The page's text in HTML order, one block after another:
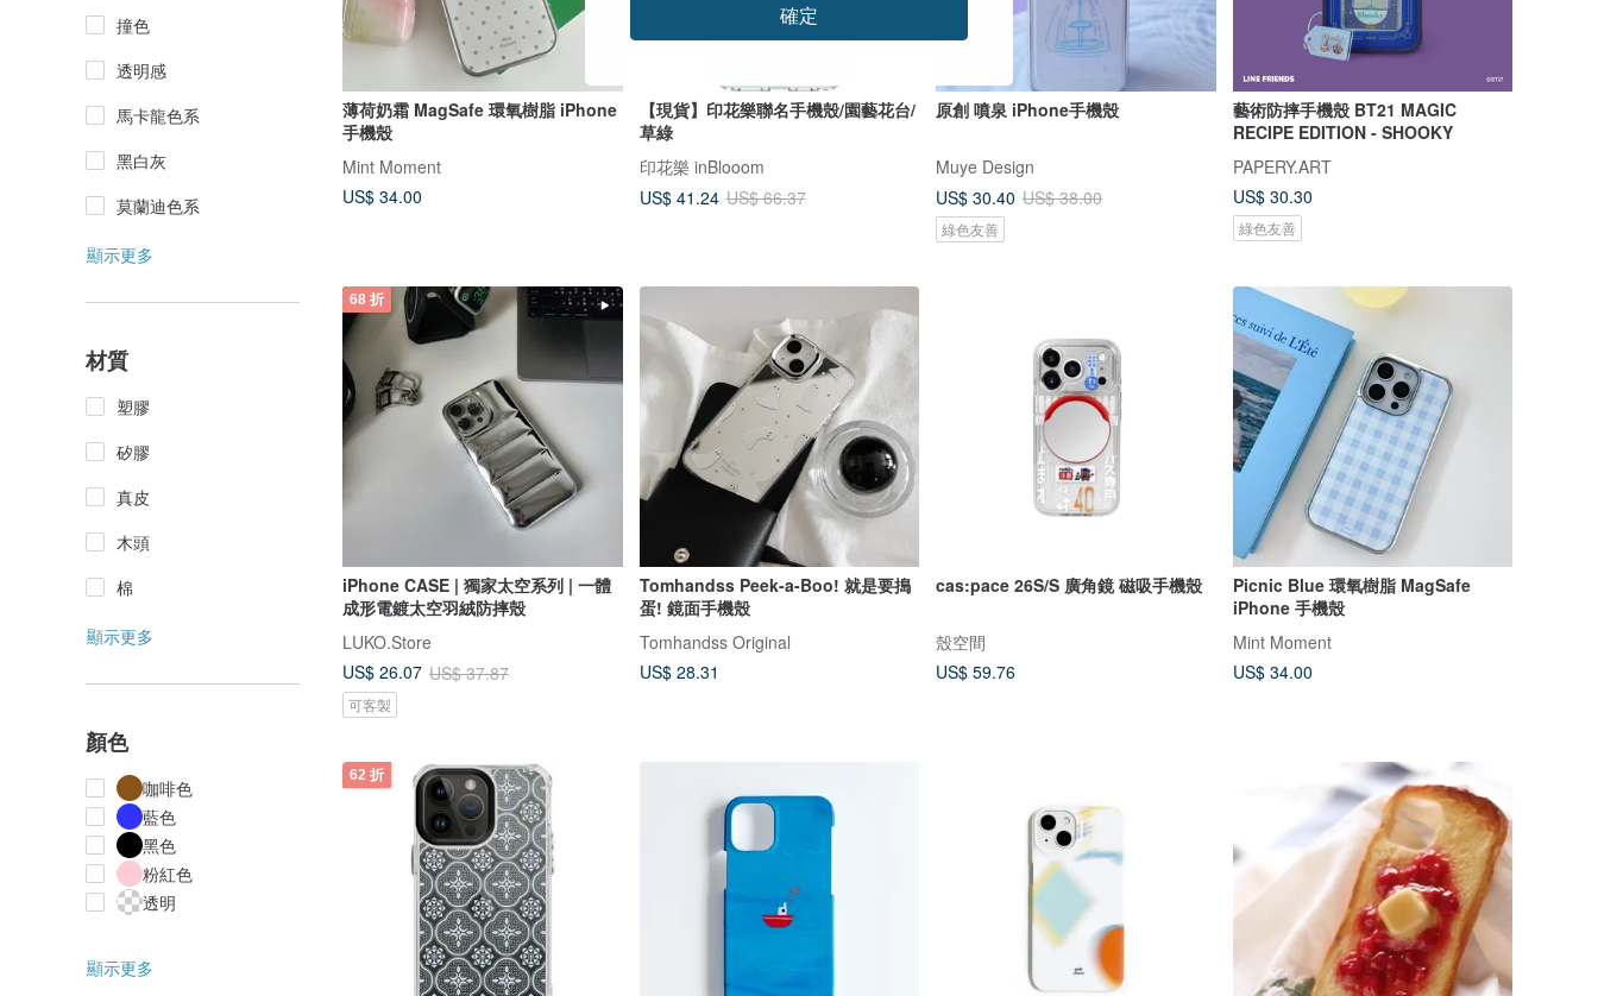
撞色
透明感
馬卡龍色系
黑白灰
莫蘭迪色系
顯示更多
材質
塑膠
矽膠
真皮
木頭
棉
顯示更多
顏色
咖啡色
藍色
黑色
粉紅色
透明
顯示更多
薄荷奶霜 MagSafe 環氧樹脂 iPhone
手機殼
Mint Moment
US$ 34.00
【現貨】印花樂聯名手機殼/園藝花台/
草綠
印花樂 inBlooom
US$ 41.24 US$ 66.37
原創 噴泉 iPhone手機殼
Muye Design
US$ 30.40 US$ 38.00
綠色友善
藝術防摔手機殼 BT21 MAGIC
RECIPE EDITION - SHOOKY
PAPERY.ART
US$ 30.30
綠色友善
68 折
iPhone CASE | 獨家太空系列 | 一體
成形電鍍太空羽絨防摔殼
LUKO.Store
US$ 26.07 US$ 37.87
可客製
Tomhandss Peek-a-Boo! 就是要搗
蛋! 鏡面手機殼
Tomhandss Original
US$ 28.31
cas:pace 26S/S 廣角鏡 磁吸手機殼
殼空間
US$ 59.76
Picnic Blue 環氧樹脂 MagSafe
iPhone 手機殼
Mint Moment
US$ 34.00
62 折
確定